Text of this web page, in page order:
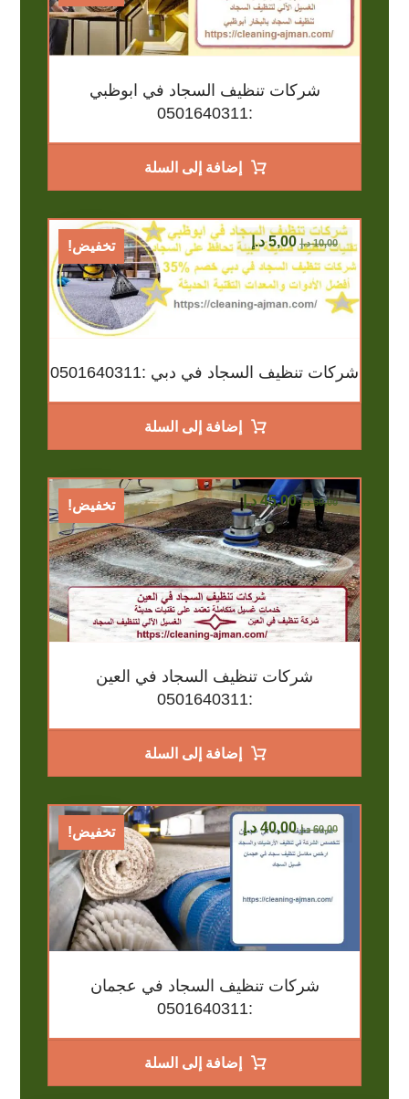
شركات تنظيف السجاد في ابوظبي
:0501640311
إضافة إلى السلة
تخفيض!
شركات تنظيف السجاد في دبي :0501640311
10,00 د.إ 5,00 د.إ
إضافة إلى السلة
تخفيض!
شركات تنظيف السجاد في العين
:0501640311
60,00 د.إ 45,00 د.إ
إضافة إلى السلة
تخفيض!
شركات تنظيف السجاد في عجمان
:0501640311
60,00 د.إ 40,00 د.إ
إضافة إلى السلة